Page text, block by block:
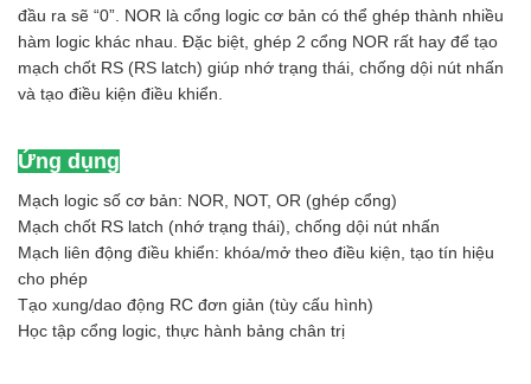
đầu ra sẽ “0”. NOR là cổng logic cơ bản có thể ghép thành nhiều
hàm logic khác nhau. Đặc biệt, ghép 2 cổng NOR rất hay để tạo
mạch chốt RS (RS latch) giúp nhớ trạng thái, chống dội nút nhấn
và tạo điều kiện điều khiển.
Ứng dụng
Mạch logic số cơ bản: NOR, NOT, OR (ghép cổng)
Mạch chốt RS latch (nhớ trạng thái), chống dội nút nhấn
Mạch liên động điều khiển: khóa/mở theo điều kiện, tạo tín hiệu
cho phép
Tạo xung/dao động RC đơn giản (tùy cấu hình)
Học tập cổng logic, thực hành bảng chân trị